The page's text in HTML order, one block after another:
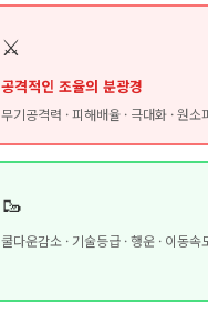
⚔️
공격적인 조율의 분광경
무기공격력 · 피해배율 · 극대화 · 원소
🥾
쿨다운감소 · 기술등급 · 행운 · 이동속